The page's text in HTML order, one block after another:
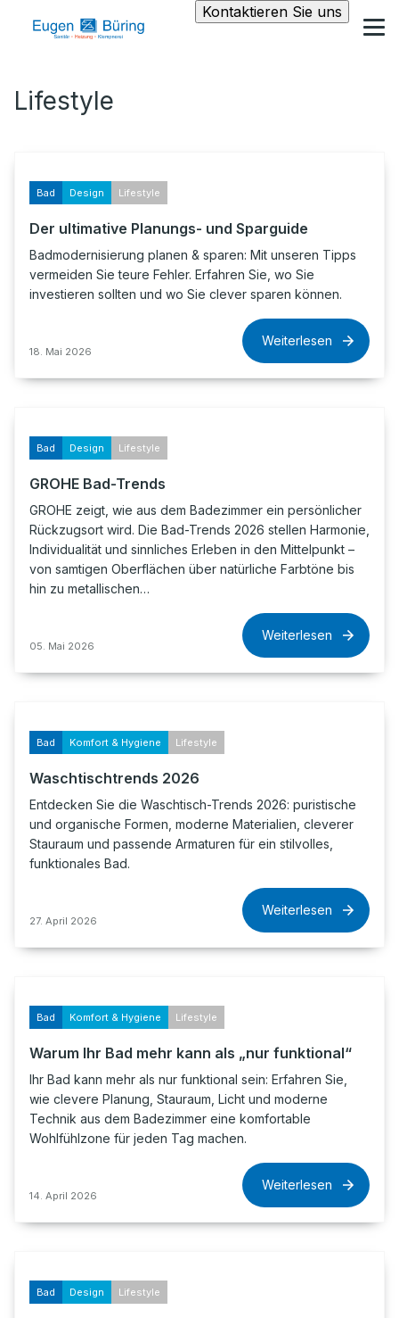
Kontaktieren Sie uns
Lifestyle
Bad Design Lifestyle
Der ultimative Planungs- und Sparguide
Badmodernisierung planen & sparen: Mit unseren Tipps
vermeiden Sie teure Fehler. Erfahren Sie, wo Sie
investieren sollten und wo Sie clever sparen können.
18. Mai 2026
Weiterlesen
Bad Design Lifestyle
GROHE Bad-Trends
GROHE zeigt, wie aus dem Badezimmer ein persönlicher
Rückzugsort wird. Die Bad-Trends 2026 stellen Harmonie,
Individualität und sinnliches Erleben in den Mittelpunkt –
von samtigen Oberflächen über natürliche Farbtöne bis
hin zu metallischen…
05. Mai 2026
Weiterlesen
Bad Komfort & Hygiene Lifestyle
Waschtischtrends 2026
Entdecken Sie die Waschtisch-Trends 2026: puristische
und organische Formen, moderne Materialien, cleverer
Stauraum und passende Armaturen für ein stilvolles,
funktionales Bad.
27. April 2026
Weiterlesen
Bad Komfort & Hygiene Lifestyle
Warum Ihr Bad mehr kann als „nur funktional“
Ihr Bad kann mehr als nur funktional sein: Erfahren Sie,
wie clevere Planung, Stauraum, Licht und moderne
Technik aus dem Badezimmer eine komfortable
Wohlfühlzone für jeden Tag machen.
14. April 2026
Weiterlesen
Bad Design Lifestyle